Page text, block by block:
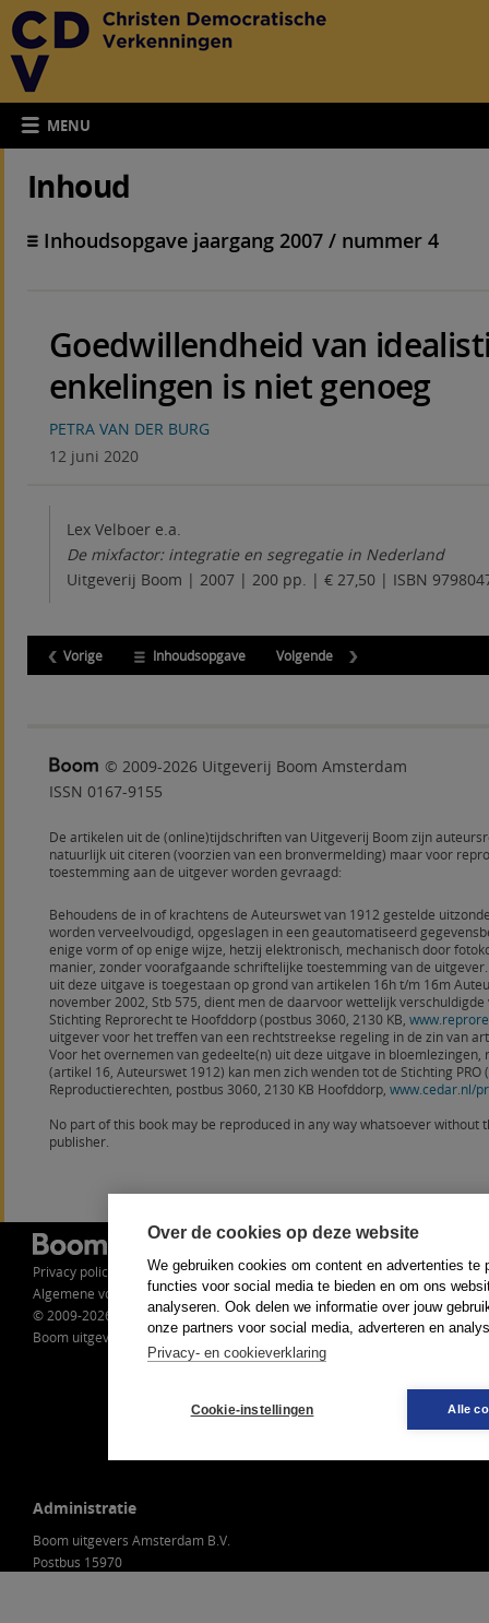
Over de cookies op deze website
We gebruiken cookies om content en advertenties te
functies voor social media te bieden en om ons
analyseren. Ook delen we informatie over jouw
onze partners voor social media, adverteren en
Privacy- en cookieverklaring
Cookie-instellingen Alle
MENU
Inhoud
Inhoudsopgave jaargang 2007 / nummer 4
Goedwillendheid van
enkelingen is niet genoeg
PETRA VAN DER BURG
12 juni 2020
Lex Velboer e.a.
De mixfactor: integratie en segregatie in Nederland
Uitgeverij Boom | 2007 | 200 pp. | € 27,50 | ISBN
Vorige Inhoudsopgave Volgende
© 2009-2026 Uitgeverij Boom Amsterdam
ISSN 0167-9155
De artikelen uit de (online)tijdschriften van Uitgeverij Boom zijn
natuurlijk uit citeren (voorzien van een bronvermelding) maar voor
toestemming aan de uitgever worden gevraagd:
Behoudens de in of krachtens de Auteurswet van 1912 gestelde
worden verveelvoudigd, opgeslagen in een geautomatiseerd
enige vorm of op enige wijze, hetzij elektronisch, mechanisch door
manier, zonder voorafgaande schriftelijke toestemming van de
uit deze uitgave is toegestaan op grond van artikelen 16h t/m 16m
november 2002, Stb 575, dient men de daarvoor wettelijk
Stichting Reprorecht te Hoofddorp (postbus 3060, 2130 KB,
uitgever voor het treffen van een rechtstreekse regeling in de zin van
Voor het overnemen van gedeelte(n) uit deze uitgave in
(artikel 16, Auteurswet 1912) kan men zich wenden tot de Stichting PRO
Reproductierechten, postbus 3060, 2130 KB Hoofddorp, www.cedar.nl/
No part of this book may be reproduced in any way whatsoever without
publisher.
Privacy policy
Algemene voorwaarden
© 2009-2026
Boom uitgevers Amsterdam
Redactieadres
Christen Democratische
Verkenningen
t.a.v. drs. M. Janssens
Postbus 30453
2500 GL Den Haag
Administratie
Boom uitgevers Amsterdam B.V.
Postbus 15970